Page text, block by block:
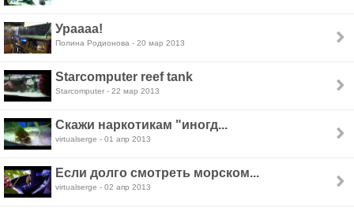
Ураааа!
Полина Родионова - 20 мар 2013
Starcomputer reef tank
Starcomputer - 22 мар 2013
Скажи наркотикам "иногд...
virtualserge - 01 апр 2013
Если долго смотреть морском...
virtualserge - 02 апр 2013